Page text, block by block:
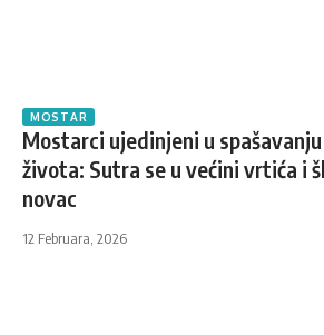
MOSTAR
Mostarci ujedinjeni u
života: Sutra se u većini vrtića i
novac
12 Februara, 2026